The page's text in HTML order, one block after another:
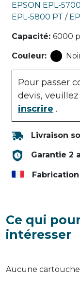
EPSON EPL-5700
EPL-5800 PT /
Capacité: 6000
Couleur:
Pour passer
devis,
inscrire .
Livraison
Garantie 2
Ce qui
intéresser
Aucune